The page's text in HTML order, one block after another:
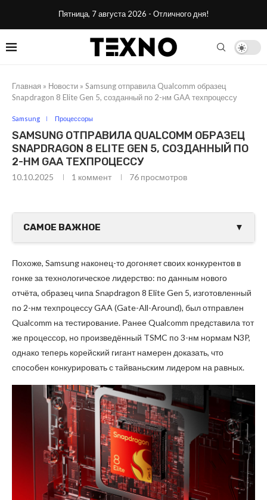
Пятница, 7 августа 2026 - Отличного дня!
Главная » Новости » Samsung отправила Qualcomm образец
Snapdragon 8 Elite Gen 5, созданный по 2-нм GAA техпроцессу
Samsung Процессоры
SAMSUNG ОТПРАВИЛА QUALCOMM ОБРАЗЕЦ
SNAPDRAGON 8 ELITE GEN 5, СОЗДАННЫЙ ПО
2-НМ GAA ТЕХПРОЦЕССУ
10.10.2025 1 коммент 76 просмотров
САМОЕ ВАЖНОЕ ▼
Похоже, Samsung наконец-то догоняет своих конкурентов в
гонке за технологическое лидерство: по данным нового
отчёта, образец чипа Snapdragon 8 Elite Gen 5, изготовленный
по 2-нм техпроцессу GAA (Gate-All-Around), был отправлен
Qualcomm на тестирование. Ранее Qualcomm представила тот
же процессор, но произведённый TSMC по 3-нм нормам N3P,
однако теперь корейский гигант намерен доказать, что
способен конкурировать с тайваньским лидером на равных.